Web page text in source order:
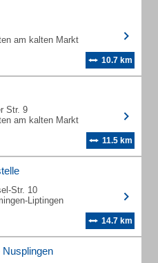
am kalten Markt
10.7 km
Str. 9
am kalten Markt
11.5 km
Str. 10
Liptingen
14.7 km
Nusplingen